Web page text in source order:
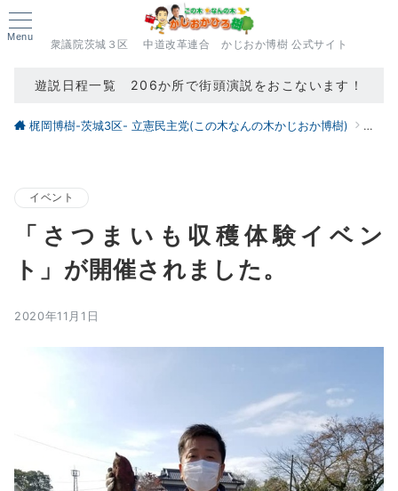
Menu
衆議院茨城３区 中道改革連合 かじおか博樹 公式サイト
遊説日程一覧 206か所で街頭演説をおこないます！
梶岡博樹-茨城3区- 立憲民主党(この木なんの木かじおか博樹) ブロ
イベント
「さつまいも収穫体験イベン
ト」が開催されました。
2020年11月1日